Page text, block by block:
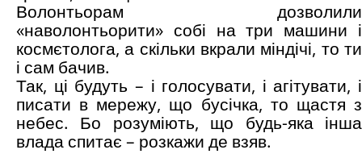
Волонтьорам дозволили
«наволонтьорити» собі на три машини і
космєтолога, а скільки вкрали міндічі, то ти
і сам бачив.
Так, ці будуть – і голосувати, і агітувати, і
писати в мережу, що бусічка, то щастя з
небес. Бо розуміють, що будь-яка інша
влада спитає – розкажи де взяв.